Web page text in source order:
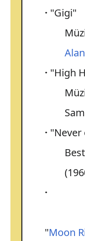
"Gigi"
"High
"Never
"Moon